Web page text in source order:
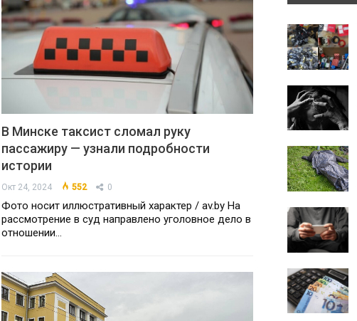
В Минске таксист сломал руку
пассажиру — узнали подробности
истории
Окт 24, 2024 552 0
Фото носит иллюстративный характер / av.by На
рассмотрение в суд направлено уголовное дело в
отношении…